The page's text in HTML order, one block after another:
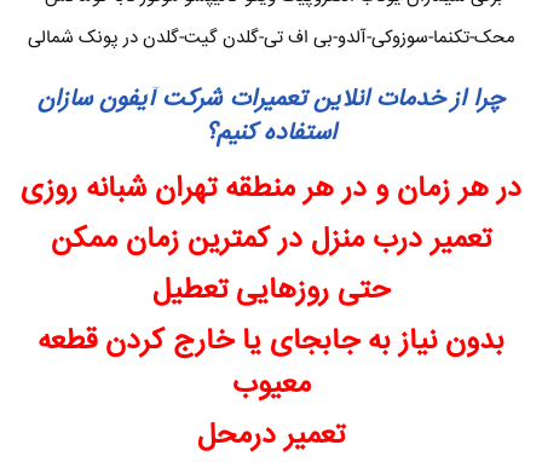
محک-تکنما-سوزوکی-آلدو-بی اف تی-گلدن گیت-گلدن در پونک شمالی
چرا از خدمات انلاین تعمیرات شرکت آیفون سازان
استفاده کنیم؟
در هر زمان و در هر منطقه تهران شبانه روزی
تعمیر درب منزل در کمترین زمان ممکن
حتی روزهایی تعطیل
بدون نیاز به جابجای یا خارج کردن قطعه
معیوب
تعمیر درمحل